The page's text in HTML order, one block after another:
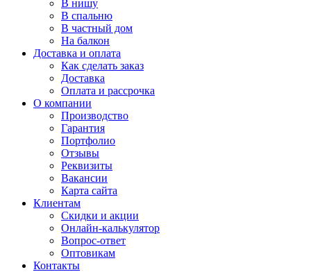
В нишу
В спальню
В частный дом
На балкон
Доставка и оплата
Как сделать заказ
Доставка
Оплата и рассрочка
О компании
Производство
Гарантия
Портфолио
Отзывы
Реквизиты
Вакансии
Карта сайта
Клиентам
Скидки и акции
Онлайн-калькулятор
Вопрос-ответ
Оптовикам
Контакты